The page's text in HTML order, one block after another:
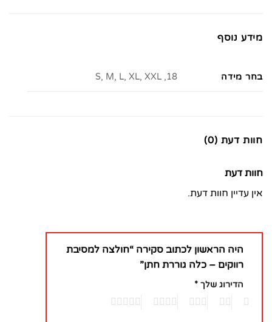
מידע נוסף
בחר מידה 18, S, M, L, XL, XXL
חוות דעת (0)
חוות דעת
אין עדיין חוות דעת.
היה הראשון לכתוב סקירה “חולצה למסיבת
רווקים – כלה גוררת חתן”
הדירוג שלך *